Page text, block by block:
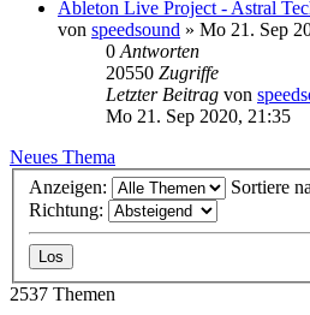
Ableton Live Project - Astral
von speedsound » Mo 21. Sep
0 Antworten
20550 Zugriffe
Letzter Beitrag von
Mo 21. Sep 2020, 21:35
Neues Thema
Anzeigen:
Sortiere
Richtung:
2537 Themen